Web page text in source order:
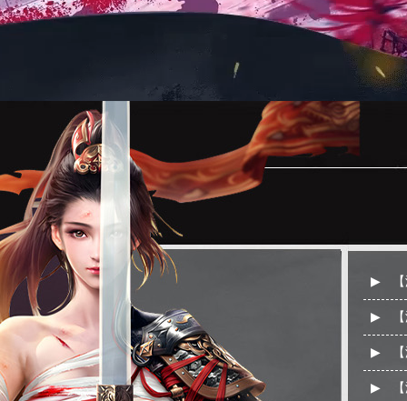
▶
▶
▶
▶